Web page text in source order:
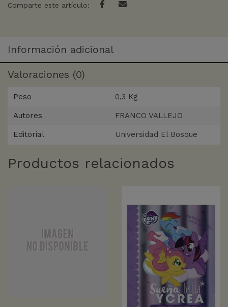
Comparte este artículo:
Información adicional
Valoraciones (0)
Peso 0,3 Kg
Autores FRANCO VALLEJO
Editorial Universidad El Bosque
Productos relacionados